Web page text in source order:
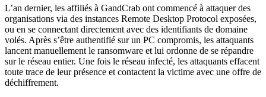
L’an dernier, les affiliés à GandCrab ont commencé à attaquer des
organisations via des instances Remote Desktop Protocol exposées,
ou en se connectant directement avec des identifiants de domaine
volés. Après s’être authentifié sur un PC compromis, les attaquants
lancent manuellement le ransomware et lui ordonne de se répandre
sur le réseau entier. Une fois le réseau infecté, les attaquants effacent
toute trace de leur présence et contactent la victime avec une offre de
déchiffrement.